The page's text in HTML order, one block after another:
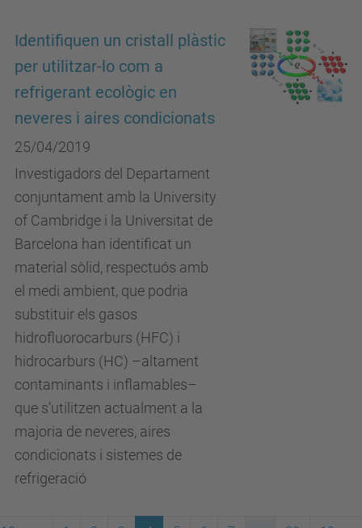
Identifiquen un cristall plàstic
per utilitzar-lo com a
refrigerant ecològic en
neveres i aires condicionats
25/04/2019
Investigadors del Departament
conjuntament amb la University
of Cambridge i la Universitat de
Barcelona han identificat un
material sòlid, respectuós amb
el medi ambient, que podria
substituir els gasos
hidrofluorocarburs (HFC) i
hidrocarburs (HC) –altament
contaminants i inflamables–
que s’utilitzen actualment a la
majoria de neveres, aires
condicionats i sistemes de
refrigeració